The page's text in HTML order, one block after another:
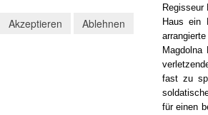
Haus ein
fast zu
für einen
Akzeptieren
Ablehnen